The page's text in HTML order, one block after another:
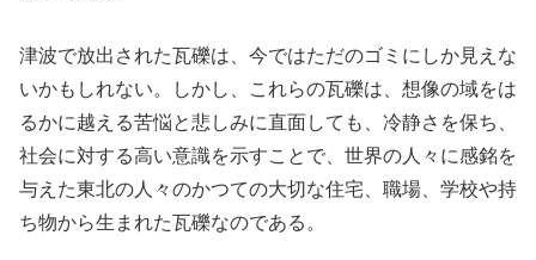
津波で放出された瓦礫は、今ではただのゴミにしか見えな
いかもしれない。しかし、これらの瓦礫は、想像の域をは
るかに越える苦悩と悲しみに直面しても、冷静さを保ち、
社会に対する高い意識を示すことで、世界の人々に感銘を
与えた東北の人々のかつての大切な住宅、職場、学校や持
ち物から生まれた瓦礫なのである。